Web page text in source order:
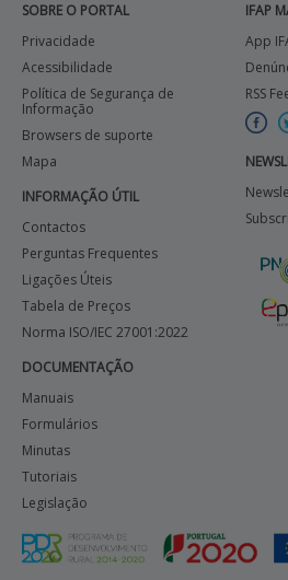
SOBRE O PORTAL
Privacidade
Acessibilidade
Política de Segurança de
Informação
Browsers de suporte
Mapa
INFORMAÇÃO ÚTIL
Contactos
Perguntas Frequentes
Ligações Úteis
Tabela de Preços
Norma ISO/IEC 27001:2022
DOCUMENTAÇÃO
Manuais
Formulários
Minutas
Tutoriais
Legislação
IFAP
App
RSS